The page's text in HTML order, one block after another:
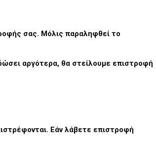
σας. Μόλις παραληφθεί το
αργότερα, θα στείλουμε επιστροφή
Εάν λάβετε επιστροφή